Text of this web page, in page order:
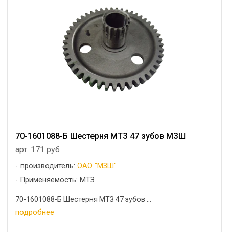
70-1601088-Б Шестерня МТЗ 47 зубов МЗШ
арт. 171 руб
производитель:ОАО "МЗШ"
Применяемость: МТЗ
70-1601088-Б Шестерня МТЗ 47 зубов ...
подробнее